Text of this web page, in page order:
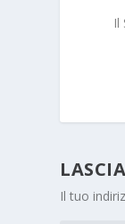
Il
Il tuo